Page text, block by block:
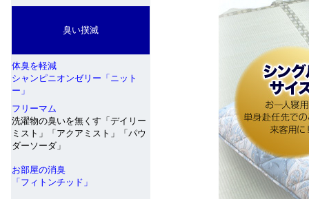
臭い撲滅
体臭を軽減
シャンピニオンゼリー「ニット
ー」
フリーマム
洗濯物の臭いを無くす「デイリー
ミスト」「アクアミスト」「パウ
ダーソーダ」
お部屋の消臭
「フィトンチッド」